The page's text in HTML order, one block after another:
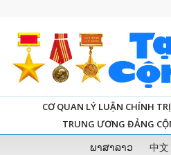
CƠ QUAN LÝ LUẬN CHÍNH
TRUNG ƯƠNG ĐẢNG
ພາສາລາວ 中文